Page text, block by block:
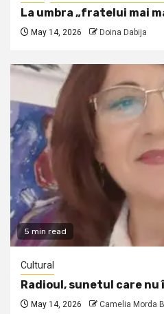
La umbra „fratelui mai
May 14, 2026 Doina Dabija
5 min read
Cultural
Radioul, sunetul care
May 14, 2026 Camelia Morda